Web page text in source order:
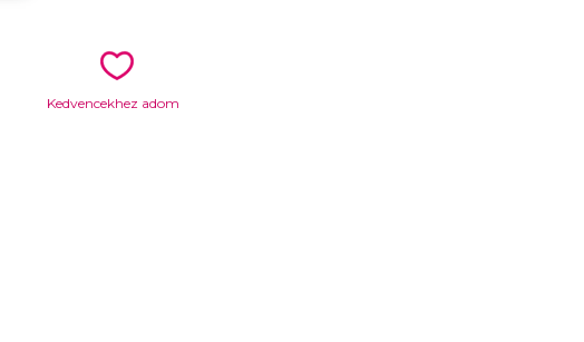
Kedvencekhez adom